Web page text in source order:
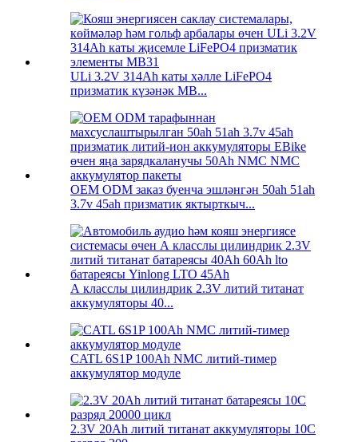
ULi 3.2V 314Ah каты хәлле LiFePO4
призматик күзәнәк MB...
OEM ODM заказ буенча эшләнгән 50ah 51ah
3.7v 45ah призматик яктырткыч...
А класслы цилиндрик 2.3V литий титанат
аккумуляторы 40...
CATL 6S1P 100Ah NMC литий-тимер
аккумулятор модуле
2.3V 20Ah литий титанат аккумуляторы 10C